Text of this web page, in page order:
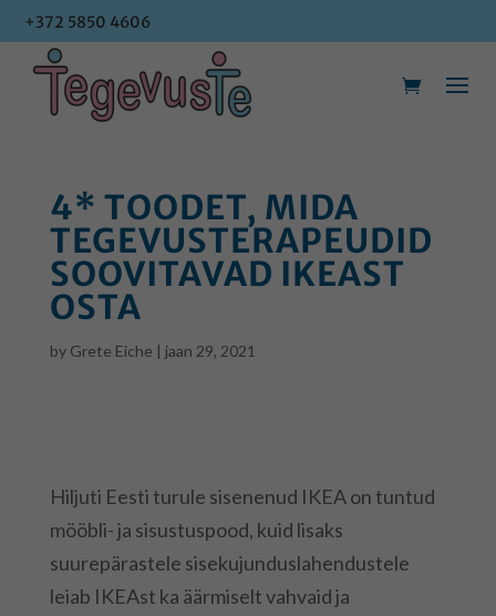
+372 5850 4606
+372 5850 4606
4* TOODET, MIDA
TEGEVUSTERAPEUDID
SOOVITAVAD IKEAST
OSTA
by Grete Eiche | jaan 29, 2021
Hiljuti Eesti turule sisenenud IKEA on tuntud
mööbli- ja sisustuspood, kuid lisaks
suurepärastele sisekujunduslahendustele
leiab IKEAst ka äärmiselt vahvaid ja